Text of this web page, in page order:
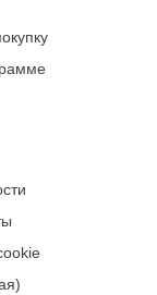
Обладает
при